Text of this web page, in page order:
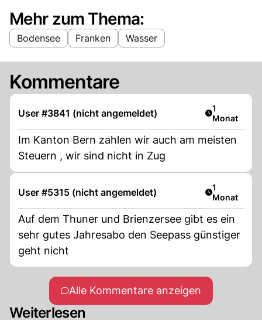
Mehr zum Thema:
Bodensee Franken Wasser
Kommentare
User #3841 (nicht angemeldet) Artikel
1
Monat
Im Kanton Bern zahlen wir auch am meisten
Steuern , wir sind nicht in Zug
User #5315 (nicht angemeldet) Artikel
1
Monat
Auf dem Thuner und Brienzersee gibt es ein
sehr gutes Jahresabo den Seepass günstiger
geht nicht
Alle Kommentare anzeigen
Weiterlesen